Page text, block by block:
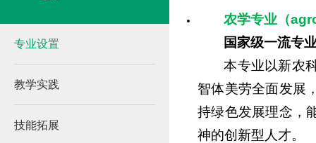
专业设置
教学实践
技能拓展
农学专业（
国家级一流专
本专业以新农
智体美劳全面发展
持绿色发展理念，
神的创新型人才。